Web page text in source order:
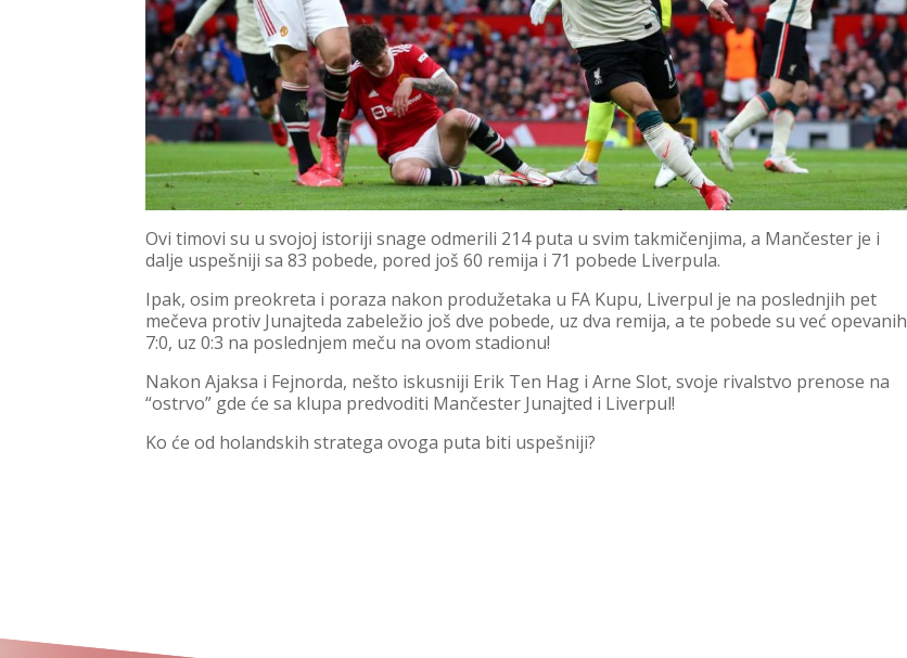
Ovi timovi su u svojoj istoriji snage odmerili 214 puta u svim takmičenjima, a Mančester je i
dalje uspešniji sa 83 pobede, pored još 60 remija i 71 pobede Liverpula.
Ipak, osim preokreta i poraza nakon produžetaka u FA Kupu, Liverpul je na poslednjih pet
mečeva protiv Junajteda zabeležio još dve pobede, uz dva remija, a te pobede su već opevanih
7:0, uz 0:3 na poslednjem meču na ovom stadionu!
Nakon Ajaksa i Fejnorda, nešto iskusniji Erik Ten Hag i Arne Slot, svoje rivalstvo prenose na
“ostrvo” gde će sa klupa predvoditi Mančester Junajted i Liverpul!
Ko će od holandskih stratega ovoga puta biti uspešniji?